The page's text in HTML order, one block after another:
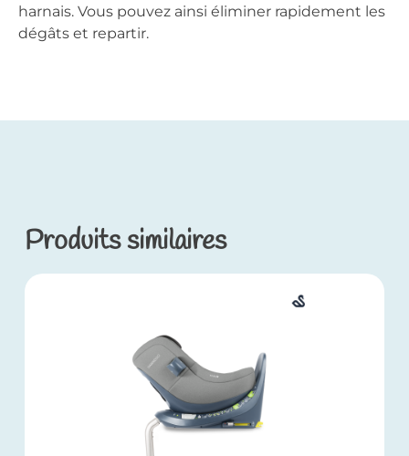
harnais. Vous pouvez ainsi éliminer rapidement les
dégâts et repartir.
Produits similaires